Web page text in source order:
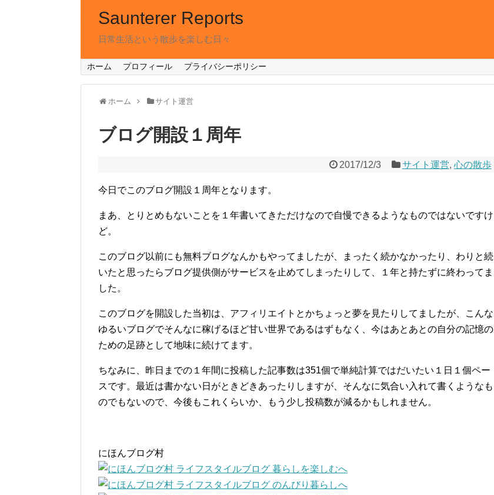
Saunterer Reports
日常生活という散歩を楽しむ日々
ホーム プロフィール プライバシーポリシー
ホーム サイト運営
ブログ開設１周年
2017/12/3 サイト運営, 心の散歩
今日でこのブログ開設１周年となります。
まあ、とりとめもないことを１年書いてきただけなので自慢できるようなものではないですけ
ど。
このブログ以前にも無料ブログなんかもやってましたが、まったく続かなかったり、わりと続
いたと思ったらブログ提供側がサービスを止めてしまったりして、１年と持たずに終わってま
した。
このブログを開設した当初は、アフィリエイトとかちょっと夢を見たりしてましたが、こんな
ゆるいブログでそんなに稼げるほど甘い世界であるはずもなく、今はあとあとの自分の記憶の
ための足跡として地味に続けてます。
ちなみに、昨日までの１年間に投稿した記事数は351個で単純計算ではだいたい１日１個ペー
スです。最近は書かない日がときどきあったりしますが、そんなに気合い入れて書くようなも
のでもないので、今後もこれくらいか、もう少し投稿数が減るかもしれません。
にほんブログ村